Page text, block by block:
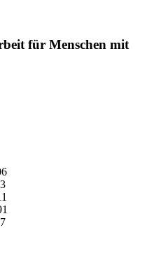
für Menschen mit